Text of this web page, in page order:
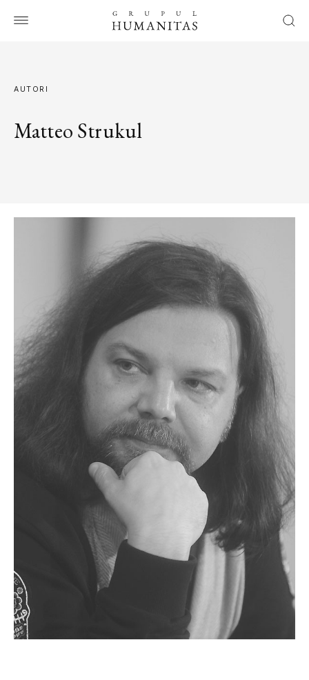
AUTORI
Matteo Strukul